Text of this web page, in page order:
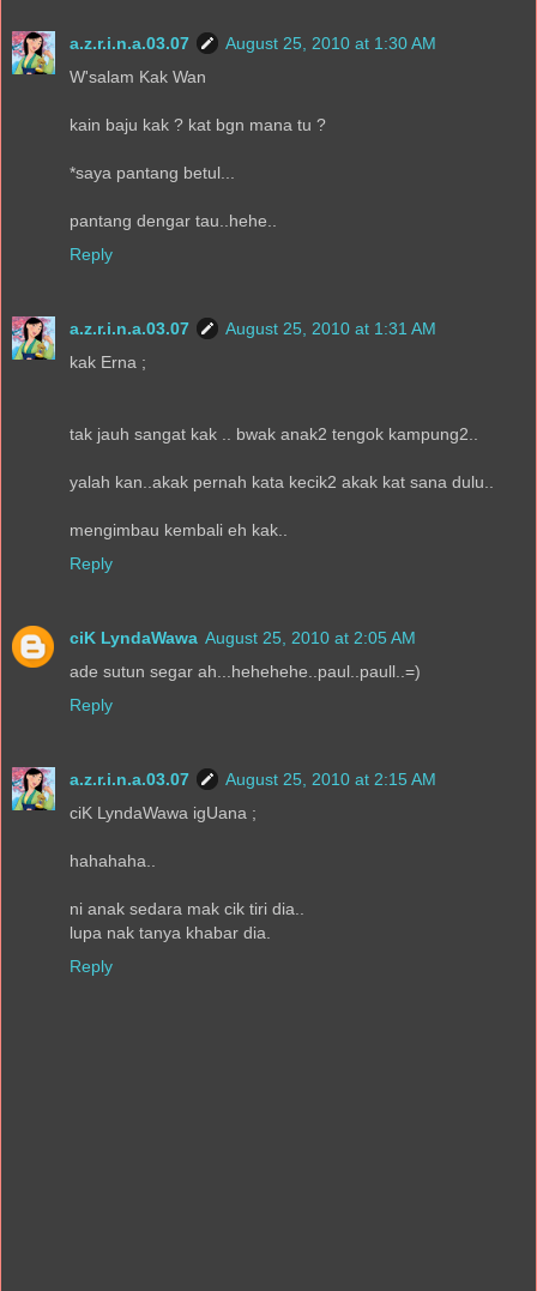
a.z.r.i.n.a.03.07
August 25, 2010 at 1:30 AM
W'salam Kak Wan
kain baju kak ? kat bgn mana tu ?
*saya pantang betul...
pantang dengar tau..hehe..
Reply
a.z.r.i.n.a.03.07
August 25, 2010 at 1:31 AM
kak Erna ;
tak jauh sangat kak .. bwak anak2 tengok kampung2..
yalah kan..akak pernah kata kecik2 akak kat sana dulu..
mengimbau kembali eh kak..
Reply
ciK LyndaWawa August 25, 2010 at 2:05 AM
ade sutun segar ah...hehehehe..paul..paull..=)
Reply
a.z.r.i.n.a.03.07
August 25, 2010 at 2:15 AM
ciK LyndaWawa igUana ;
hahahaha..
ni anak sedara mak cik tiri dia..
lupa nak tanya khabar dia.
Reply